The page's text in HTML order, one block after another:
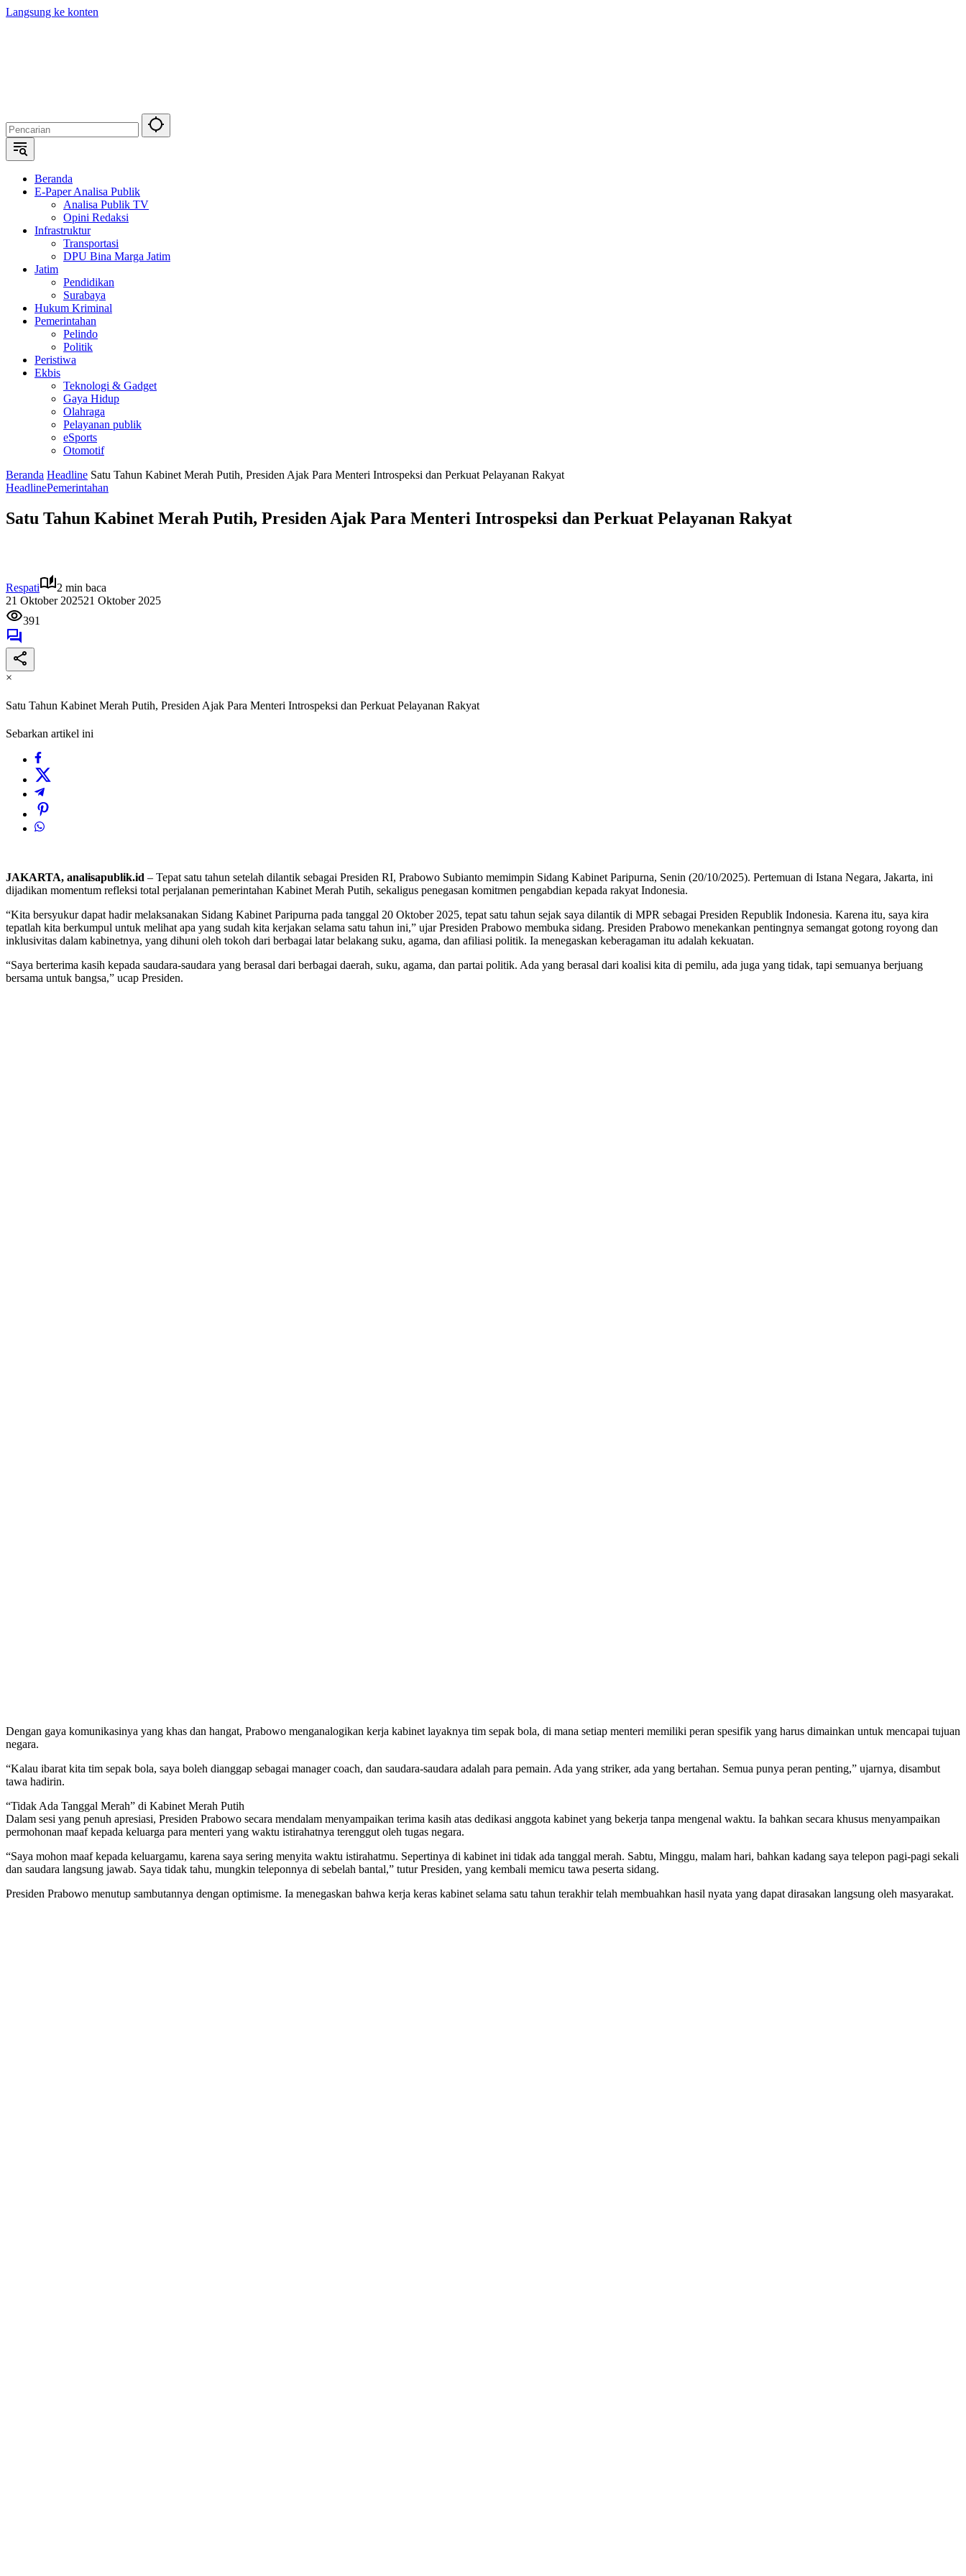
Langsung ke konten
Beranda
E-Paper Analisa Publik
Analisa Publik TV
Opini Redaksi
Infrastruktur
Transportasi
DPU Bina Marga Jatim
Jatim
Pendidikan
Surabaya
Hukum Kriminal
Pemerintahan
Pelindo
Politik
Peristiwa
Ekbis
Teknologi & Gadget
Gaya Hidup
Olahraga
Pelayanan publik
eSports
Otomotif
Beranda Headline Satu Tahun Kabinet Merah Putih, Presiden Ajak Para Menteri Introspeksi dan Perkuat Pelayanan Rakyat
HeadlinePemerintahan
Satu Tahun Kabinet Merah Putih, Presiden Ajak Para Menteri Introspeksi dan Perkuat Pelayanan Rakyat
Respati
2 min baca
21 Oktober 202521 Oktober 2025
391
×
Satu Tahun Kabinet Merah Putih, Presiden Ajak Para Menteri Introspeksi dan Perkuat Pelayanan Rakyat
Sebarkan artikel ini
JAKARTA, analisapublik.id – Tepat satu tahun setelah dilantik sebagai Presiden RI, Prabowo Subianto memimpin Sidang Kabinet Paripurna, Senin (20/10/2025). Pertemuan di Istana Negara, Jakarta, ini
dijadikan momentum refleksi total perjalanan pemerintahan Kabinet Merah Putih, sekaligus penegasan komitmen pengabdian kepada rakyat Indonesia.
“Kita bersyukur dapat hadir melaksanakan Sidang Kabinet Paripurna pada tanggal 20 Oktober 2025, tepat satu tahun sejak saya dilantik di MPR sebagai Presiden Republik Indonesia. Karena itu, saya kira
tepatlah kita berkumpul untuk melihat apa yang sudah kita kerjakan selama satu tahun ini,” ujar Presiden Prabowo membuka sidang. Presiden Prabowo menekankan pentingnya semangat gotong royong dan
inklusivitas dalam kabinetnya, yang dihuni oleh tokoh dari berbagai latar belakang suku, agama, dan afiliasi politik. Ia menegaskan keberagaman itu adalah kekuatan.
“Saya berterima kasih kepada saudara-saudara yang berasal dari berbagai daerah, suku, agama, dan partai politik. Ada yang berasal dari koalisi kita di pemilu, ada juga yang tidak, tapi semuanya berjuang
bersama untuk bangsa,” ucap Presiden.
Dengan gaya komunikasinya yang khas dan hangat, Prabowo menganalogikan kerja kabinet layaknya tim sepak bola, di mana setiap menteri memiliki peran spesifik yang harus dimainkan untuk mencapai tujuan
negara.
“Kalau ibarat kita tim sepak bola, saya boleh dianggap sebagai manager coach, dan saudara-saudara adalah para pemain. Ada yang striker, ada yang bertahan. Semua punya peran penting,” ujarnya, disambut
tawa hadirin.
“Tidak Ada Tanggal Merah” di Kabinet Merah Putih
Dalam sesi yang penuh apresiasi, Presiden Prabowo secara mendalam menyampaikan terima kasih atas dedikasi anggota kabinet yang bekerja tanpa mengenal waktu. Ia bahkan secara khusus menyampaikan
permohonan maaf kepada keluarga para menteri yang waktu istirahatnya terenggut oleh tugas negara.
“Saya mohon maaf kepada keluargamu, karena saya sering menyita waktu istirahatmu. Sepertinya di kabinet ini tidak ada tanggal merah. Sabtu, Minggu, malam hari, bahkan kadang saya telepon pagi-pagi sekali
dan saudara langsung jawab. Saya tidak tahu, mungkin teleponnya di sebelah bantal,” tutur Presiden, yang kembali memicu tawa peserta sidang.
Presiden Prabowo menutup sambutannya dengan optimisme. Ia menegaskan bahwa kerja keras kabinet selama satu tahun terakhir telah membuahkan hasil nyata yang dapat dirasakan langsung oleh masyarakat.